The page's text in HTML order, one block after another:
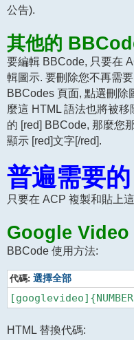
公告).
其他的
要編輯 BBCode, 只要在
輯圖示. 要刪除您不再需
BBCodes 頁面, 點選刪除
麼這 HTML 語法也將被
的 [red] BBCode, 那麼您
顯示 [red]文字[/red].
普遍需要
只要在 ACP 複製和貼上
Google Video
BBCode 使用方法:
代碼: 選擇全部
HTML 替換代碼: